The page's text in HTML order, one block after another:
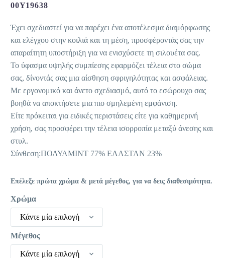
26,95 €.είναι:
21,56 €.
00Y19638
Έχει σχεδιαστεί για να παρέχει ένα αποτέλεσμα διαμόρφωσης
και ελέγχου στην κοιλιά και τη μέση, προσφέροντάς σας την
απαραίτητη υποστήριξη για να ενισχύσετε τη σιλουέτα σας.
Το ύφασμα υψηλής συμπίεσης εφαρμόζει τέλεια στο σώμα
σας, δίνοντάς σας μια αίσθηση σφριγηλότητας και ασφάλειας.
Με εργονομικό και άνετο σχεδιασμό, αυτό το εσώρουχο σας
βοηθά να αποκτήσετε μια πιο σμηλεμένη εμφάνιση.
Είτε πρόκειται για ειδικές περιστάσεις είτε για καθημερινή
χρήση, σας προσφέρει την τέλεια ισορροπία μεταξύ άνεσης και
στυλ.
Σύνθεση:ΠΟΛΥΑΜΙΝΤ 77% ΕΛΑΣΤΑΝ 23%
Επέλεξε πρώτα χρώμα & μετά μέγεθος, για να δεις διαθεσιμότητα.
Χρώμα
Κάντε μία επιλογή
Μέγεθος
Κάντε μία επιλογή